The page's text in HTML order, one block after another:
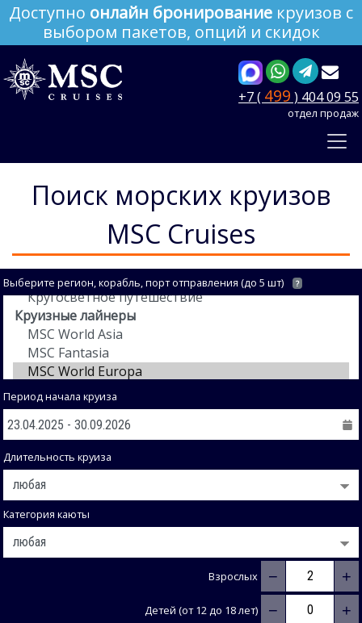
Доступно онлайн бронирование круизов с
выбором пакетов, опций и скидок
+7 ( 499 ) 404 09 55
отдел продаж
Поиск морских круизов
MSC Cruises
Выберите регион, корабль, порт отправления (до 5 шт) ?
Период начала круиза
Длительность круиза
Категория каюты
Взрослых − +
Детей (от 12 до 18 лет) − +